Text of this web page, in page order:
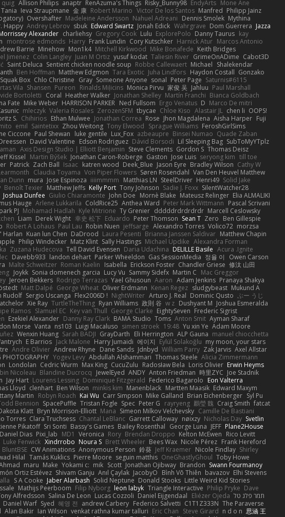
quig Allison Philips anaptr RenAzuma's Things Risky_Bunny98 EndyArts Mone Ane
Tania Ieva Straupmane 金 康 Robert Marino Victor De los Santos Manfred Philipp Jainz
Overshafter Madeleine Andersson Nahuel Adreani Dennis Smolek Mythina
Happy Andrey Lebrov sbuk Edward Swartz Jonah Edick Wahrgrave Dom Guerrera Jazza
Alexander charliehsy Gregory Cook Lulu ExplorePolo Danny Taurus kay
montrose edmonds Harry Frank Lundin Cory Kutschker Harnick Atur Marcos Antonio
Barrie Minehow Mon1k4 Mitchell Kirkwood Mike Bonafede Keith Bridges
Jimenez Colin Langley Juan M Ortiz yusuf kodat Taliesin River GrimeOnADime Cabot3D
Saint Deluca Sentient chicken noodle soup Robbe Callewaert Michael Shalekendar
Ben Hoffman Matthew Edgmon Tara Exotic Juha Lindfors Haydon Costall Gonzako
Squak Box Chlo Christine Gray Someone Anyone sonal Peter Page Saturnis#6115
Vila Shansen Pureon Rinalds Miļicins Monica Pirvu 家俊 吴 Jahluu Paul Marshall
Bortoletti Coral Heather Walker Jonathan Shelley Martín Franchi Bianca Goldbach
Fate Mike Weber HARRISON PARKER Ned Fullsom Ergo Venatus D Marco De mitri
mleczyk Valeria Rosales ZerozenSFM tbycae Chloe Kiso Alastair JL chen li OOPS!
S. Chihirios Ethan Mulwee Jonathan Correa Rose Jhon Magdalena Aisha Harper Fuji
emil Saintetixx Zhou Weitong Tony Elwood Sprague Williams FeroshGirlSims
Ciccone Paul Shewan luke gentile Lux_Fox azbeaupre Binsei Numao Quade Zaban
David Valentine Edson Rodriguez Dávid Borsodi Lil Sleeping Bag SubToMyYTplz
Axis Design Studio | Elliott Benjamin Steve Clements Gordon S Thomas Deisz
Kissel Martin Býšek Jonathan Caron-Roberge Gaston Jose Luis seryong kim till toe
Patrick Zach Ball Isaac katren wood Deek_Blue Jason Eyre Bradley Wilson Cathy W
Claudia Toyama Von Piper Flowers Søren Rosendahl Van Den Heuvel Matthew
Dunn mura Jose Espinoza iiiimmmm Matthias LN SteelDriver Henri49 Solid Jake
Benoît Texier Matthew Jeffs Kelly Port Tony Johnson Sadie J. Foxx SilentWatcher28
Joshua Dunfee Giulio Chiaramonte John Doe Mornè Blake Mateusz Relinger Elia ALMALIKI
Hauge Arlene Lukkarila ColdRice25 Anthea Ward Peter Mark Wittmann Pascal Scrivani
PJ Mohamad Hadlah Kyle Mitrione Ty Grenier dddddrdrdrdrdr Marcell Ceslowsky
Liam Derek Wight 幸史 松下 Eduardo Peter Thomson Sean T Zero Ben Gillespie
Robert A Lohaus Paul Lau Robin Nuen jeffsarge Alexandro Torres Volico72 morzsa
Harlan Kuan lun Chen DaDrood Laura Pesenti Brianna Janssen Saldivar Matthew Chapin
Philip Windecker Matz Klint Sally Hastings Michael Updike Alexandra Forman
Zuzana Hudecova Tell David Evensen Daria Udachina DELILLE Basile Acura .Ignite
Davebb933 landon dehart Parker Wheeldon Gas SessionMedia 정율 이
Owen Carson
Malte Schweitzer Roman Kaelin Isabella Erickson Foster Chandler Griese 修汰 山田
Joykk Sonia domenech garcia Lucy Vu Sammy Sidefx Martin C Mac Greggor
Jeroen Bekkers Rodrigo Terrazas Yael Ghusoun Aaron Adam Jenkins Pranaya Shakya
Matt Dalpé George Wheat Oliver Erdmann Kenan Regez sludgybeast Mukund A
Rudolf Sergio Uscanga Flex2006D ! NightWriter Arturo J. Real Dominic Qusto ぶー うじ
Xie Ray TurtleTheThing Ryan Williams 政則 谷 w z Dushyant M Joshua Esmeralda
Ramos Slamuel EC Key van Thull George Clarke EightySeven Frederic Sigrist
Ezekiel Alexander Danny Ray Clark BAMA Studio Toms Anton Smit Ayman Sharaf
Morse Vanta ns103 Luigi Macaluso simen stroek 19:48 Yu xin Ye Adam Moore
Wenxin Huang Sarah BADJI GrayDarth Eli Herrington ALP Gauna manuel chiocchetta
E Barrios Jack Malone Harry Jumaidi 에이지 Eylül Solakoğlu my moon, your stars
Andre Olivier Andrew Rhyne Dane Sands Jdnbyd William Parry Zak Jarvis Axel Allstar
PHOTOGRAPHY Yogev Levy Abdullah Alshammari Thomas Steele Alicia Zimmermann
Londolan Cedric Wurm Max King CucuZulu Radosław Bela Loris Olivier Erwin Heyms
Nicoleau Blandine Ducrocq JewelEyed ANDY Anton Friedman 時里ZYC Joe Stadnik
Jay Hart Lourens Lessing Dominique Fitzgerald Federico Bagarolo Eon Valterra
Lloyd clenhart Ben Wilson minkis kim Manenblack Martten Maasik Edward Maxym
Martin Robyn Roach Kai Wu Carr Simpson Mike Galland Brian Eichenberger Syl Pu
Bennion SpacePuffle Tristan Fogle Spec Peter G rayryeng 鸝瑩 魏 Craig Smith fatcat
Klatt Bryn Morrison-Elliott Mana Simeon Milkov Velchevsky Camille De Bastiani
Torres Clara Truchsess Chantal LeBlanc Garrett Calloway nøixzy Nicholas Day Svetlin
Pikatoff Sri Sonti Bassy's Games Bailey Rosenthal George Luna JEFF Plane2House
Daniel Dias Pixi_lab MD1 Veronica Rory Brendan Droppo Kelton McEwen Rico Levitt
Luke Fenwick Xindrrobo Noura S Brett Wheeler Bees Wax Nicole Pérez Frank Hereford
BluntBSE CW Animations Anonymous Person 鈴葵 Jeff Kraemer Nicole Findlay Shirley
Hilal Tamás Kuklics Pierre Moore seguin matthis OneGhastlyGhoul Toby Howe
maru Make Yokami c: mik Scott Jonathan Ojibway Brandon Swann Fourmanoy
Ortiz Estévez Shivam Ganju Anıl Çaylak JacobyO Bình Võ Thiên bavazov Elhi Stevens
S A Cooke Jaber Alarbash Solid Neptune Donald Stooks Little Weird Kid Stories
Mathijs Peerboom Filip Nyborg leon labyk Triangle Interactive Philip Pryke Dave
Alfredsson Salina De Leon Lucas Cozzoli Daniel Eijgendaal Eliézer Ojeda תמר פלג טל
Daniel Warf Syed 혜영 전 andrew Carbery Federico Salvetti C1T1Z333N The Paraverse
Alan Bakir Ian Wilson venkat rathna kumar talluri Eric Chan Steve Girard n d o n 思涵 王